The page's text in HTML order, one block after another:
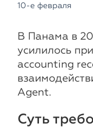
10-е февраля
В Панама в
усилилось
accounting
Agent.
Суть